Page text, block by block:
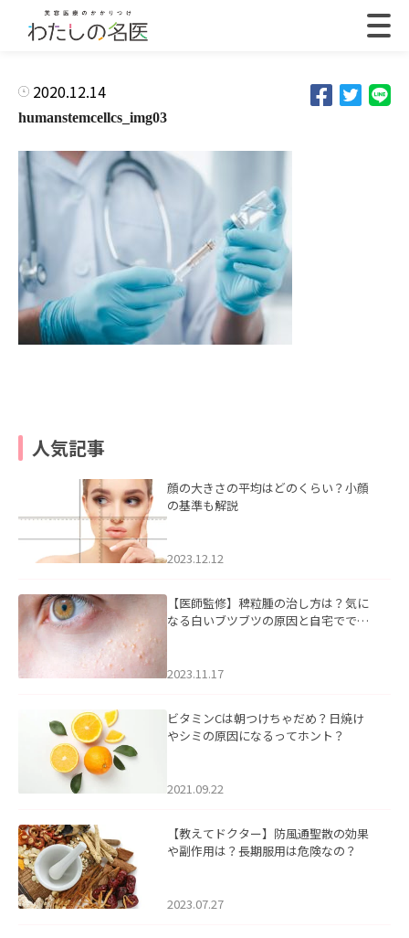
2020.12.14
humanstemcellcs_img03
人気記事
顔の大きさの平均はどのくらい？小顔
の基準も解説
2023.12.12
【医師監修】稗粒腫の治し方は？気に
なる白いブツブツの原因と自宅ででき
2023.11.17
ビタミンCは朝つけちゃだめ？日焼け
やシミの原因になるってホント？
2021.09.22
【教えてドクター】防風通聖散の効果
や副作用は？長期服用は危険なの？
2023.07.27